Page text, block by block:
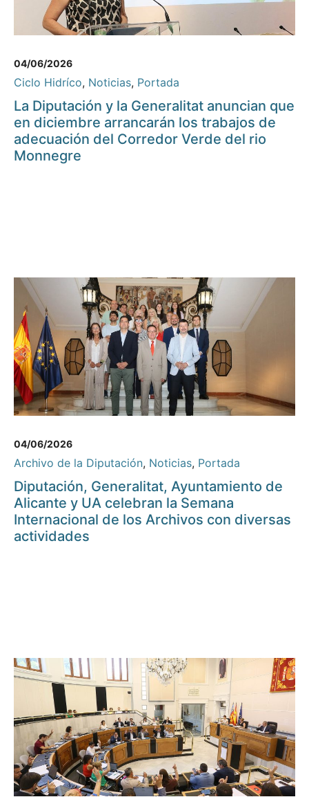
04/06/2026
Ciclo Hidríco, Noticias, Portada
La Diputación y la Generalitat anuncian que
en diciembre arrancarán los trabajos de
adecuación del Corredor Verde del rio
Monnegre
04/06/2026
Archivo de la Diputación, Noticias, Portada
Diputación, Generalitat, Ayuntamiento de
Alicante y UA celebran la Semana
Internacional de los Archivos con diversas
actividades